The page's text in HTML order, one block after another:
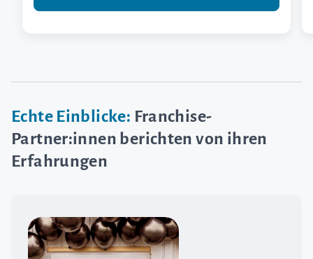
Echte Einblicke: Franchise-
Partner:innen berichten von ihren
Erfahrungen